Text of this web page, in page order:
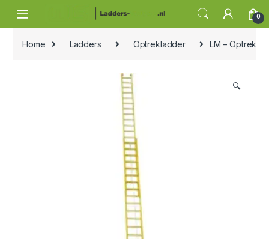
0
Home Ladders Optrekladder LM –
🔍